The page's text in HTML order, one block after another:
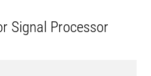
Signal Processor